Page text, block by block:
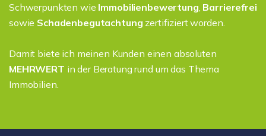
Schwerpunkten wie Immobilienbewertung Barrierefrei
sowie Schadenbegutachtung zertifiziert worden.
Damit biete ich meinen Kunden einen absoluten
MEHRWERT in der Beratung rund um das Thema
Immobilien.